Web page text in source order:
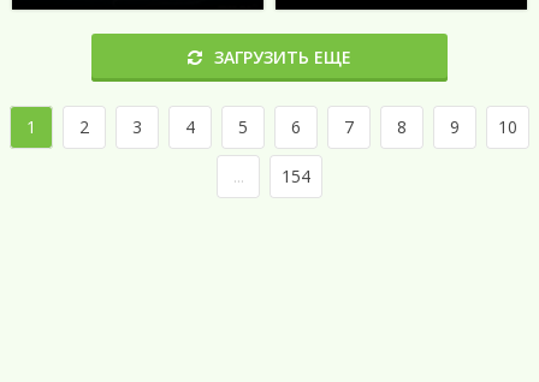
ЗАГРУЗИТЬ ЕЩЕ
1 2 3 4 5 6 7 8 9 10
... 154